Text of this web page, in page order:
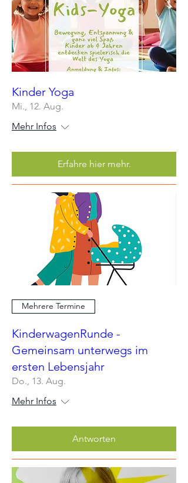
Kinder Yoga
Mi., 12. Aug.
Mehr Infos
Erfahre hier mehr.
Mehrere Termine
KinderwagenRunde -
Gemeinsam unterwegs im
ersten Lebensjahr
Do., 13. Aug.
Mehr Infos
Antworten